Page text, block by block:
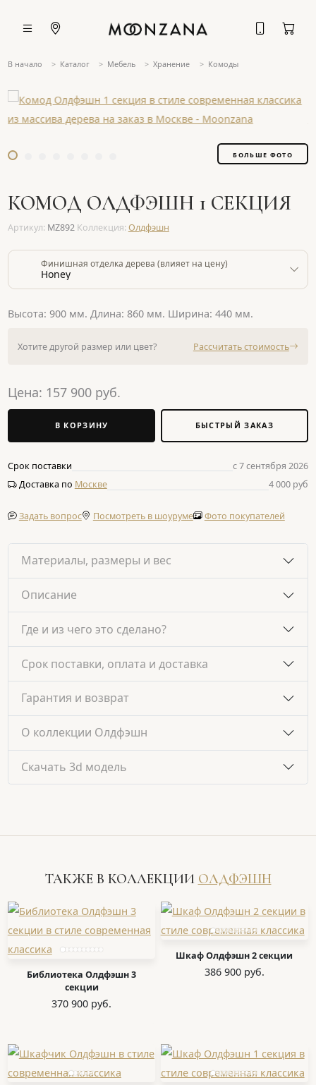
В начало Каталог Мебель Хранение Комоды
БОЛЬШЕ ФОТО
КОМОД ОЛДФЭШН 1 СЕКЦИЯ
Артикул: MZ892 Коллекция: Олдфэшн
Финишная отделка дерева (влияет на цену)
Honey
Высота: 900 мм. Длина: 860 мм. Ширина: 440 мм.
Хотите другой размер или цвет? Рассчитать стоимость
Цена: 157 900руб.
В КОРЗИНУ БЫСТРЫЙ ЗАКАЗ
Срок поставки
с 7 сентября 2026
Доставка по Москве 4 000 руб
Задать вопрос Посмотреть в шоуруме Фото покупателей
Материалы, размеры и вес
Описание
Где и из чего это сделано?
Срок поставки, оплата и доставка
Гарантия и возврат
О коллекции Олдфэшн
Скачать 3d модель
ТАКЖЕ В КОЛЛЕКЦИИ ОЛДФЭШН
Библиотека Олдфэшн 3
секции
370 900 руб.
Шкаф Олдфэшн 2 секции
386 900 руб.